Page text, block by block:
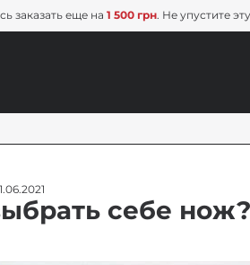
заказать еще на1 500 грн. Не упустите
себе нож?